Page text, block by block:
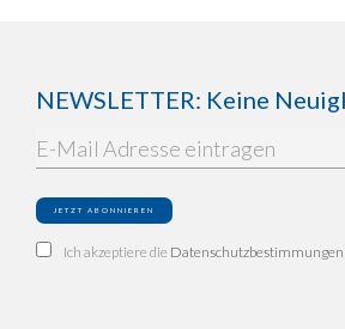
NEWSLETTER: Keine
Ich akzeptiere die Datenschutzbestimmungen